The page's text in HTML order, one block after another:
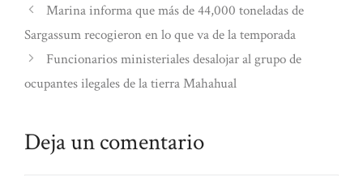
Marina informa que más de 44,000 toneladas de
Sargassum recogieron en lo que va de la temporada
Funcionarios ministeriales desalojar al grupo de
ocupantes ilegales de la tierra Mahahual
Deja un comentario